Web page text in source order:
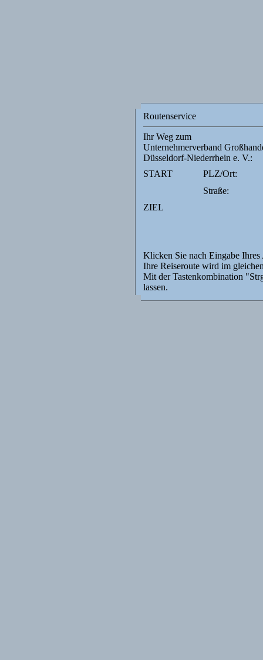
Routenservice
Ihr Weg zum
Unternehmerverband
Düsseldorf-Niederrhein e. V.:
START
PLZ/Ort:
Straße:
ZIEL
Klicken Sie nach Eingabe
Ihre Reiseroute wird im
Mit der Tastenkombination
lassen.